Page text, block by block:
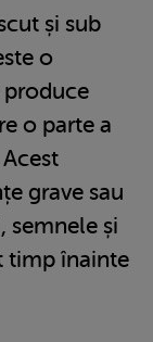
și sub
o
produce
o parte a
grave sau
semnele și
timp înainte